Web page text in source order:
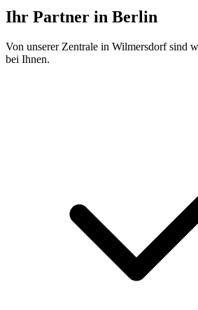
Ihr Partner in Berlin
Von unserer Zentrale in Wilmersdorf sind
bei Ihnen.